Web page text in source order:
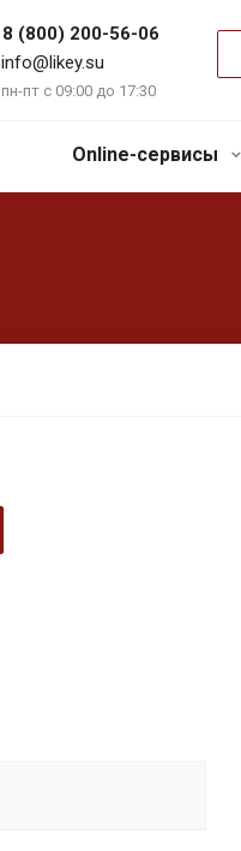
8 (800) 200-56-06
info@likey.su
пн-пт с 09:00 до 17:30
Online-сервисы